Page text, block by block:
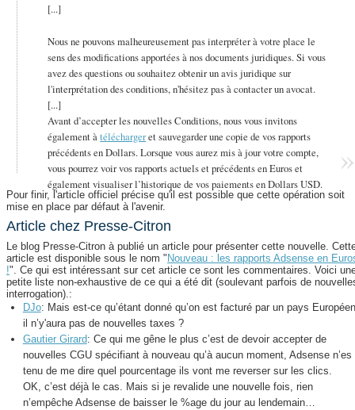
[...]
Nous ne pouvons malheureusement pas interpréter à votre place le
sens des modifications apportées à nos documents juridiques. Si vous
avez des questions ou souhaitez obtenir un avis juridique sur
l'interprétation des conditions, n'hésitez pas à contacter un avocat.
[...]
Avant d’accepter les nouvelles Conditions, nous vous invitons
également àtéléchargeret sauvegarder une copie de vos rapports
précédents en Dollars. Lorsque vous aurez mis à jour votre compte,
vous pourrez voir vos rapports actuels et précédents en Euros et
également visualiser l’historique de vos paiements en Dollars USD.
Pour finir, l'article officiel précise qu'il est possible que cette opération soit
mise en place par défaut à l'avenir.
Article chez Presse-Citron
Le blog Presse-Citron à publié un article pour présenter cette nouvelle.
article est disponible sous le nom " Nouveau : les rapports Adsense en
!". Ce qui est intéressant sur cet article ce sont les commentaires. Voici
petite liste non-exhaustive de ce qui a été dit (soulevant parfois de
interrogation).:
DJo: Mais est-ce qu’étant donné qu’on est facturé par un pays
il n’y'aura pas de nouvelles taxes ?
Gautier Girard: Ce qui me gêne le plus c’est de devoir accepter de
nouvelles CGU spécifiant à nouveau qu’à aucun moment, Adsense n’es
tenu de me dire quel pourcentage ils vont me reverser sur les clics.
OK, c’est déjà le cas. Mais si je revalide une nouvelle fois, rien
n’empêche Adsense de baisser le %age du jour au lendemain…